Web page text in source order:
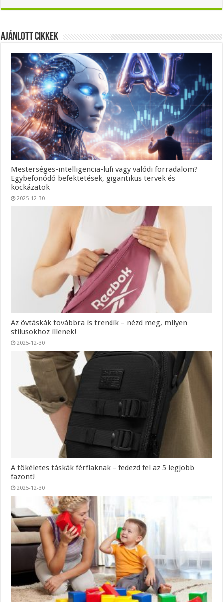
Ajánlott Cikkek
Mesterséges-intelligencia-lufi vagy valódi forradalom?
Egybefonódó befektetések, gigantikus tervek és
kockázatok
2025-12-30
Az övtáskák továbbra is trendik – nézd meg, milyen
stílusokhoz illenek!
2025-12-30
A tökéletes táskák férfiaknak – fedezd fel az 5 legjobb
fazont!
2025-12-30